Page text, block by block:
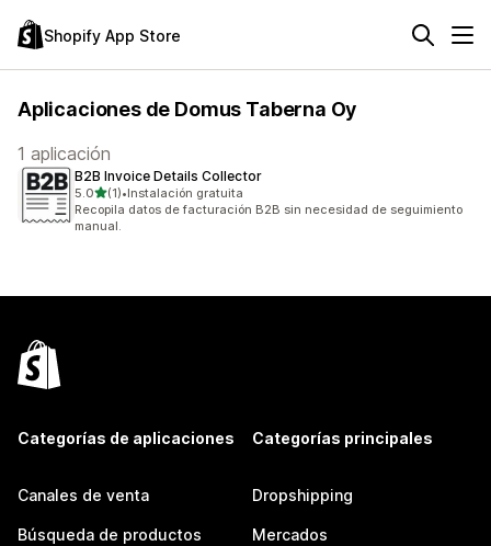
Shopify App Store
Aplicaciones de Domus Taberna Oy
1 aplicación
B2B Invoice Details Collector
5.0de 5 estrellas
(1)
1 reseñas en total
•Instalación gratuita
Recopila datos de facturación B2B sin necesidad de seguimiento
manual.
Categorías de aplicaciones
Canales de venta
Búsqueda de productos
Categorías principales
Dropshipping
Mercados